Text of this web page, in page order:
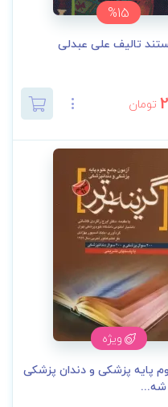
%15
تالیف علی عبدلی
تومان
ویژه
پایه پزشکی و دندان پزشکی
شه...